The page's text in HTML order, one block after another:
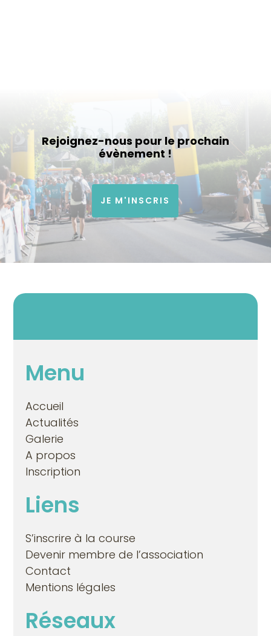
Rejoignez-nous pour le prochain
évènement !
JE M'INSCRIS
Menu
Accueil
Actualités
Galerie
A propos
Inscription
Liens
S’inscrire à la course
Devenir membre de l’association
Contact
Mentions légales
Réseaux